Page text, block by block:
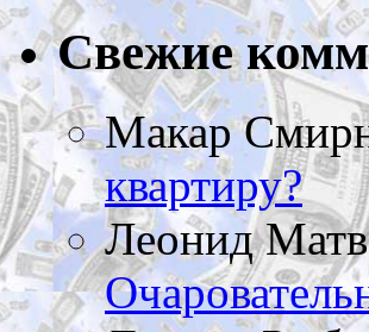
Свежие
Макар
квартиру?
Леонид